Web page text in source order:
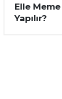
Elle
Yapılır?